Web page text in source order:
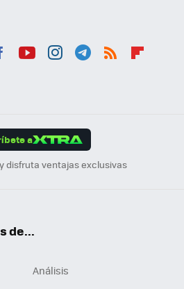
a
disfruta ventajas exclusivas
de...
Análisis